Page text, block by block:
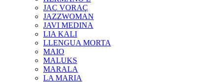
JAÇ VORAÇ
JAZZWOMAN
JAVI MEDINA
LIA KALI
LLENGUA MORTA
MAIO
MALUKS
MARALA
LA MARIA